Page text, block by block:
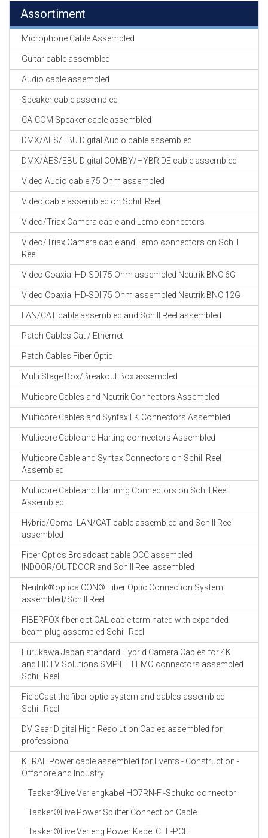
Assortiment
Microphone Cable Assembled
Guitar cable assembled
Audio cable assembled
Speaker cable assembled
CA-COM Speaker cable assembled
DMX/AES/EBU Digital Audio cable assembled
DMX/AES/EBU Digital COMBY/HYBRIDE cable assembled
Video Audio cable 75 Ohm assembled
Video cable assembled on Schill Reel
Video/Triax Camera cable and Lemo connectors
Video/Triax Camera cable and Lemo connectors on Schill
Reel
Video Coaxial HD-SDI 75 Ohm assembled Neutrik BNC 6G
Video Coaxial HD-SDI 75 Ohm assembled Neutrik BNC 12G
LAN/CAT cable assembled and Schill Reel assembled
Patch Cables Cat / Ethernet
Patch Cables Fiber Optic
Multi Stage Box/Breakout Box assembled
Multicore Cables and Neutrik Connectors Assembled
Multicore Cables and Syntax LK Connectors Assembled
Multicore Cable and Harting connectors Assembled
Multicore Cable and Syntax Connectors on Schill Reel
Assembled
Multicore Cable and Hartinng Connectors on Schill Reel
Assembled
Hybrid/Combi LAN/CAT cable assembled and Schill Reel
assembled
Fiber Optics Broadcast cable OCC assembled
INDOOR/OUTDOOR and Schill Reel assembled
Neutrik®opticalCON® Fiber Optic Connection System
assembled/Schill Reel
FIBERFOX fiber optiCAL cable terminated with expanded
beam plug assembled Schill Reel
Furukawa Japan standard Hybrid Camera Cables for 4K
and HDTV Solutions SMPTE. LEMO connectors assembled
Schill Reel
FieldCast the fiber optic system and cables assembled
Schill Reel
DVIGear Digital High Resolution Cables assembled for
professional
KERAF Power cable assembled for Events - Construction -
Offshore and Industry
Tasker®Live Verlengkabel HO7RN-F -Schuko connector
Tasker®Live Power Splitter Connection Cable
Tasker®Live Verleng Power Kabel CEE-PCE